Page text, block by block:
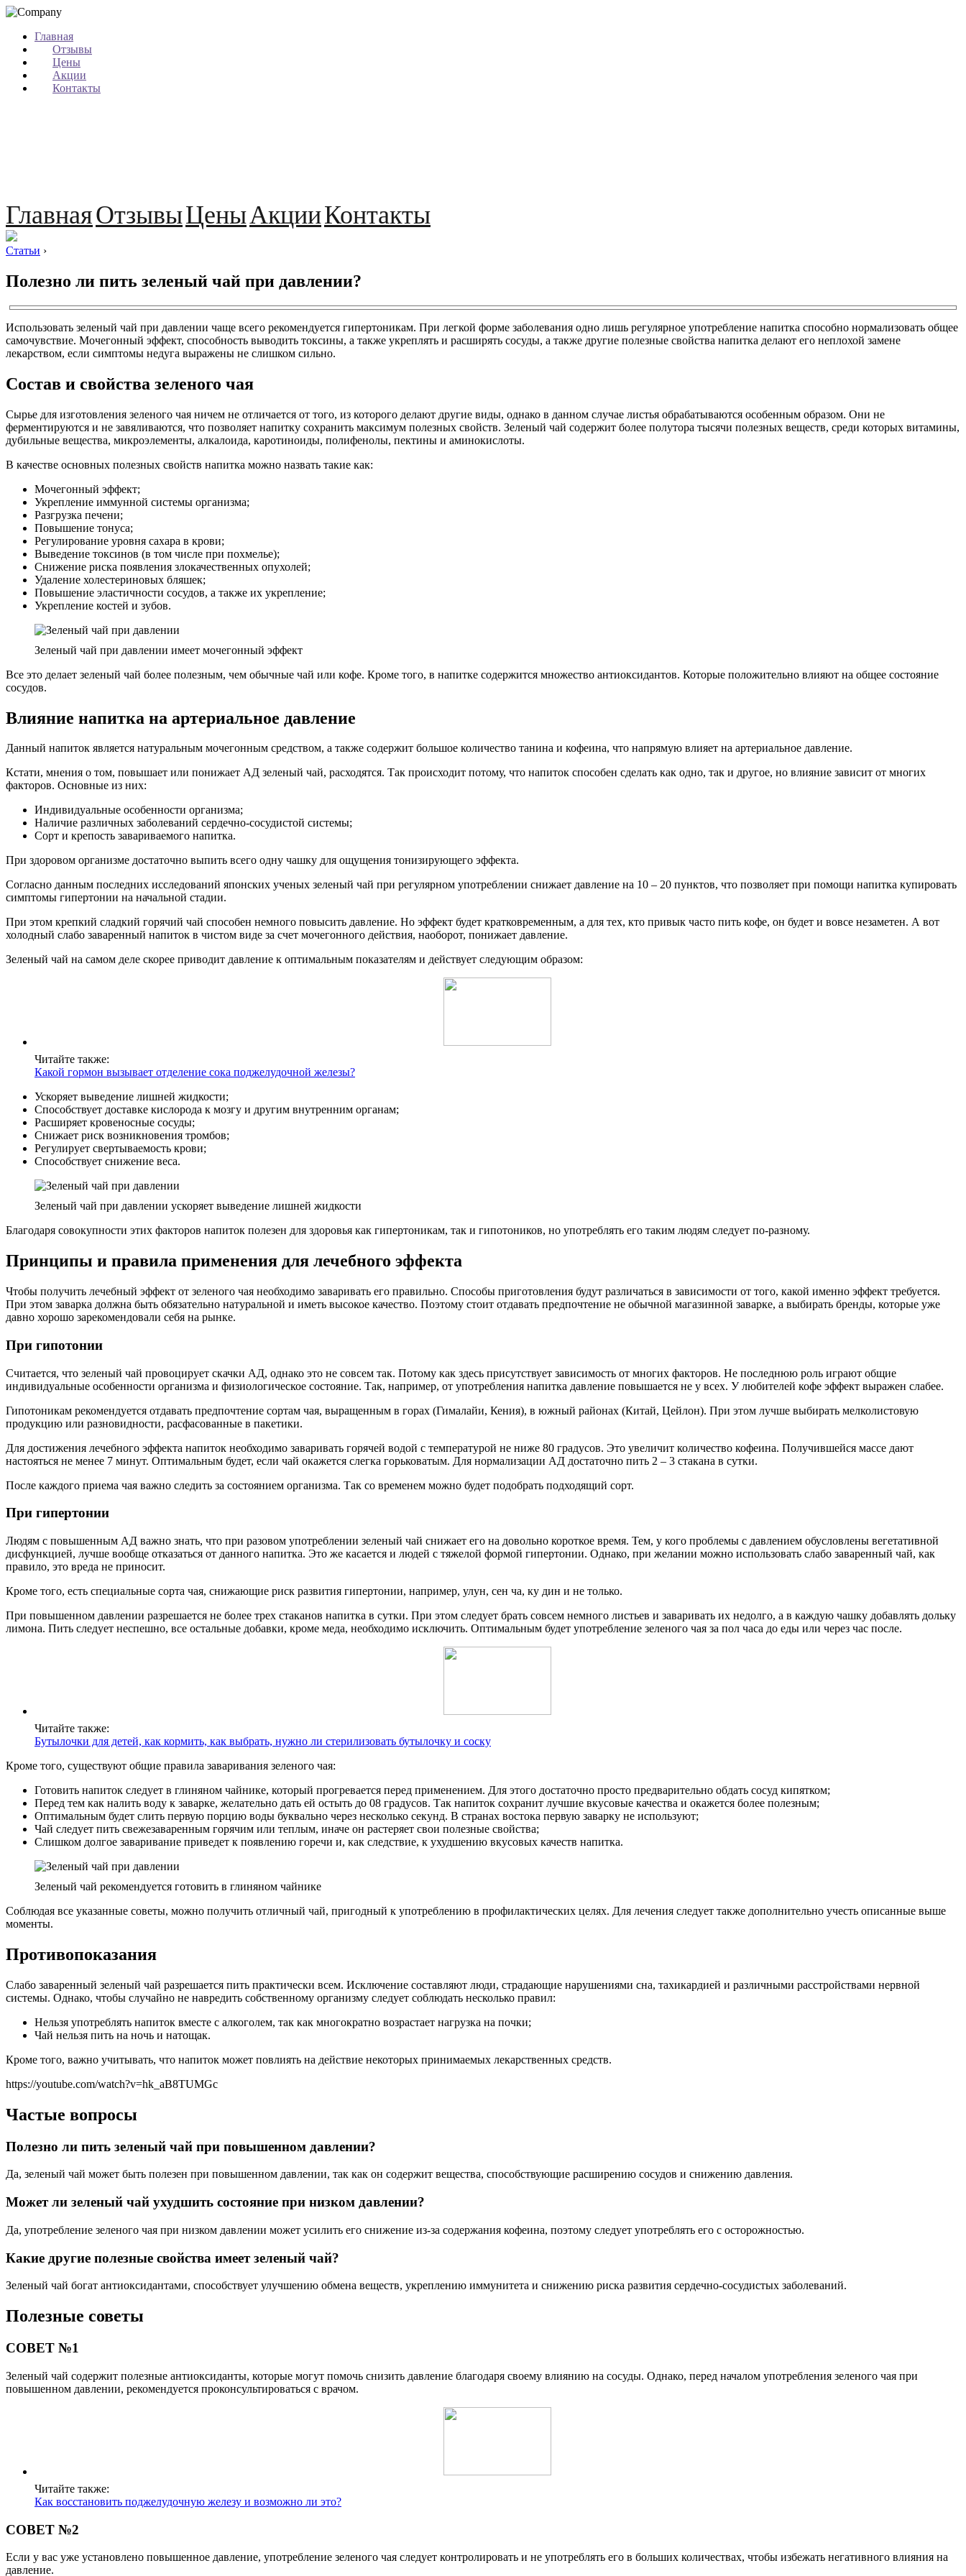
Главная
Отзывы
Цены
Акции
Контакты
ГлавнаяОтзывыЦеныАкцииКонтакты
Статьи ›
Полезно ли пить зеленый чай при давлении?
Использовать зеленый чай при давлении чаще всего рекомендуется гипертоникам. При легкой форме заболевания одно лишь регулярное употребление напитка способно нормализовать общее
самочувствие. Мочегонный эффект, способность выводить токсины, а также укреплять и расширять сосуды, а также другие полезные свойства напитка делают его неплохой замене
лекарством, если симптомы недуга выражены не слишком сильно.
Состав и свойства зеленого чая
Сырье для изготовления зеленого чая ничем не отличается от того, из которого делают другие виды, однако в данном случае листья обрабатываются особенным образом. Они не
ферментируются и не завяливаются, что позволяет напитку сохранить максимум полезных свойств. Зеленый чай содержит более полутора тысячи полезных веществ, среди которых витамины,
дубильные вещества, микроэлементы, алкалоида, каротиноиды, полифенолы, пектины и аминокислоты.
В качестве основных полезных свойств напитка можно назвать такие как:
Мочегонный эффект;
Укрепление иммунной системы организма;
Разгрузка печени;
Повышение тонуса;
Регулирование уровня сахара в крови;
Выведение токсинов (в том числе при похмелье);
Снижение риска появления злокачественных опухолей;
Удаление холестериновых бляшек;
Повышение эластичности сосудов, а также их укрепление;
Укрепление костей и зубов.
Зеленый чай при давлении имеет мочегонный эффект
Все это делает зеленый чай более полезным, чем обычные чай или кофе. Кроме того, в напитке содержится множество антиоксидантов. Которые положительно влияют на общее состояние
сосудов.
Влияние напитка на артериальное давление
Данный напиток является натуральным мочегонным средством, а также содержит большое количество танина и кофеина, что напрямую влияет на артериальное давление.
Кстати, мнения о том, повышает или понижает АД зеленый чай, расходятся. Так происходит потому, что напиток способен сделать как одно, так и другое, но влияние зависит от многих
факторов. Основные из них:
Индивидуальные особенности организма;
Наличие различных заболеваний сердечно-сосудистой системы;
Сорт и крепость завариваемого напитка.
При здоровом организме достаточно выпить всего одну чашку для ощущения тонизирующего эффекта.
Согласно данным последних исследований японских ученых зеленый чай при регулярном употреблении снижает давление на 10 – 20 пунктов, что позволяет при помощи напитка купировать
симптомы гипертонии на начальной стадии.
При этом крепкий сладкий горячий чай способен немного повысить давление. Но эффект будет кратковременным, а для тех, кто привык часто пить кофе, он будет и вовсе незаметен. А вот
холодный слабо заваренный напиток в чистом виде за счет мочегонного действия, наоборот, понижает давление.
Зеленый чай на самом деле скорее приводит давление к оптимальным показателям и действует следующим образом:
Читайте также:
Какой гормон вызывает отделение сока поджелудочной железы?
Ускоряет выведение лишней жидкости;
Способствует доставке кислорода к мозгу и другим внутренним органам;
Расширяет кровеносные сосуды;
Снижает риск возникновения тромбов;
Регулирует свертываемость крови;
Способствует снижение веса.
Зеленый чай при давлении ускоряет выведение лишней жидкости
Благодаря совокупности этих факторов напиток полезен для здоровья как гипертоникам, так и гипотоников, но употреблять его таким людям следует по-разному.
Принципы и правила применения для лечебного эффекта
Чтобы получить лечебный эффект от зеленого чая необходимо заваривать его правильно. Способы приготовления будут различаться в зависимости от того, какой именно эффект требуется.
При этом заварка должна быть обязательно натуральной и иметь высокое качество. Поэтому стоит отдавать предпочтение не обычной магазинной заварке, а выбирать бренды, которые уже
давно хорошо зарекомендовали себя на рынке.
При гипотонии
Считается, что зеленый чай провоцирует скачки АД, однако это не совсем так. Потому как здесь присутствует зависимость от многих факторов. Не последнюю роль играют общие
индивидуальные особенности организма и физиологическое состояние. Так, например, от употребления напитка давление повышается не у всех. У любителей кофе эффект выражен слабее.
Гипотоникам рекомендуется отдавать предпочтение сортам чая, выращенным в горах (Гималайи, Кения), в южный районах (Китай, Цейлон). При этом лучше выбирать мелколистовую
продукцию или разновидности, расфасованные в пакетики.
Для достижения лечебного эффекта напиток необходимо заваривать горячей водой с температурой не ниже 80 градусов. Это увеличит количество кофеина. Получившейся массе дают
настояться не менее 7 минут. Оптимальным будет, если чай окажется слегка горьковатым. Для нормализации АД достаточно пить 2 – 3 стакана в сутки.
После каждого приема чая важно следить за состоянием организма. Так со временем можно будет подобрать подходящий сорт.
При гипертонии
Людям с повышенным АД важно знать, что при разовом употреблении зеленый чай снижает его на довольно короткое время. Тем, у кого проблемы с давлением обусловлены вегетативной
дисфункцией, лучше вообще отказаться от данного напитка. Это же касается и людей с тяжелой формой гипертонии. Однако, при желании можно использовать слабо заваренный чай, как
правило, это вреда не приносит.
Кроме того, есть специальные сорта чая, снижающие риск развития гипертонии, например, улун, сен ча, ку дин и не только.
При повышенном давлении разрешается не более трех стаканов напитка в сутки. При этом следует брать совсем немного листьев и заваривать их недолго, а в каждую чашку добавлять дольку
лимона. Пить следует неспешно, все остальные добавки, кроме меда, необходимо исключить. Оптимальным будет употребление зеленого чая за пол часа до еды или через час после.
Читайте также:
Бутылочки для детей, как кормить, как выбрать, нужно ли стерилизовать бутылочку и соску
Кроме того, существуют общие правила заваривания зеленого чая:
Готовить напиток следует в глиняном чайнике, который прогревается перед применением. Для этого достаточно просто предварительно обдать сосуд кипятком;
Перед тем как налить воду к заварке, желательно дать ей остыть до 08 градусов. Так напиток сохранит лучшие вкусовые качества и окажется более полезным;
Оптимальным будет слить первую порцию воды буквально через несколько секунд. В странах востока первую заварку не используют;
Чай следует пить свежезаваренным горячим или теплым, иначе он растеряет свои полезные свойства;
Слишком долгое заваривание приведет к появлению горечи и, как следствие, к ухудшению вкусовых качеств напитка.
Зеленый чай рекомендуется готовить в глиняном чайнике
Соблюдая все указанные советы, можно получить отличный чай, пригодный к употреблению в профилактических целях. Для лечения следует также дополнительно учесть описанные выше
моменты.
Противопоказания
Слабо заваренный зеленый чай разрешается пить практически всем. Исключение составляют люди, страдающие нарушениями сна, тахикардией и различными расстройствами нервной
системы. Однако, чтобы случайно не навредить собственному организму следует соблюдать несколько правил:
Нельзя употреблять напиток вместе с алкоголем, так как многократно возрастает нагрузка на почки;
Чай нельзя пить на ночь и натощак.
Кроме того, важно учитывать, что напиток может повлиять на действие некоторых принимаемых лекарственных средств.
https://youtube.com/watch?v=hk_aB8TUMGc
Частые вопросы
Полезно ли пить зеленый чай при повышенном давлении?
Да, зеленый чай может быть полезен при повышенном давлении, так как он содержит вещества, способствующие расширению сосудов и снижению давления.
Может ли зеленый чай ухудшить состояние при низком давлении?
Да, употребление зеленого чая при низком давлении может усилить его снижение из-за содержания кофеина, поэтому следует употреблять его с осторожностью.
Какие другие полезные свойства имеет зеленый чай?
Зеленый чай богат антиоксидантами, способствует улучшению обмена веществ, укреплению иммунитета и снижению риска развития сердечно-сосудистых заболеваний.
Полезные советы
СОВЕТ №1
Зеленый чай содержит полезные антиоксиданты, которые могут помочь снизить давление благодаря своему влиянию на сосуды. Однако, перед началом употребления зеленого чая при
повышенном давлении, рекомендуется проконсультироваться с врачом.
Читайте также:
Как восстановить поджелудочную железу и возможно ли это?
СОВЕТ №2
Если у вас уже установлено повышенное давление, употребление зеленого чая следует контролировать и не употреблять его в больших количествах, чтобы избежать негативного влияния на
давление.